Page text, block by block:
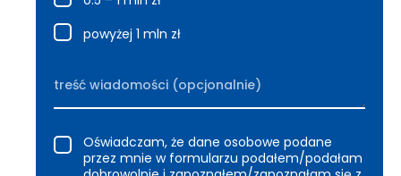
powyżej 1 mln zł
Oświadczam, że dane osobowe podane
przez mnie w formularzu podałem/podałam